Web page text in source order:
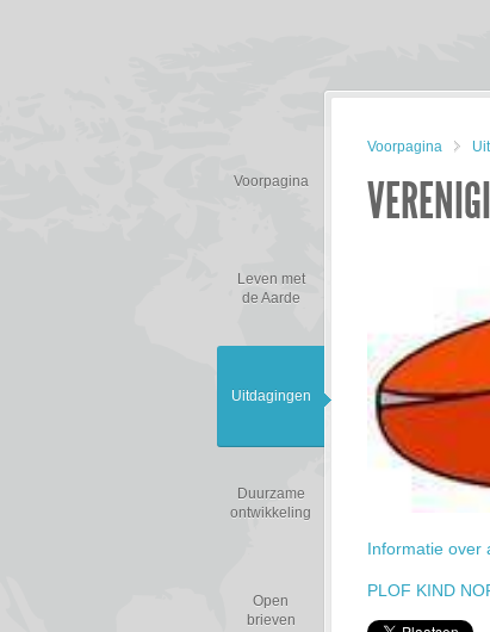
Voorpagina
Leven met
de Aarde
Uitdagingen
Duurzame
ontwikkeling
Open
brieven
Voorpagina
Informatie over
PLOF KIND